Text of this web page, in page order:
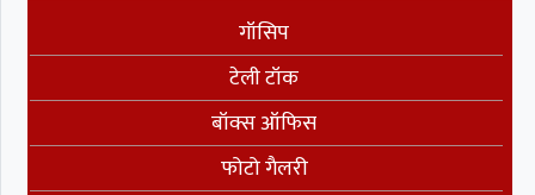
गॉसिप
टेली टॉक
बॉक्स ऑफिस
फोटो गैलरी